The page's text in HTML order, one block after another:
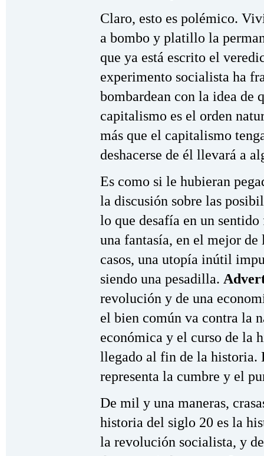
Claro, esto es polémico.
a bombo y platillo la
que ya está escrito el
experimento socialista ha
bombardean con la idea de
capitalismo es el orden
más que el capitalismo
deshacerse de él llevará a
Es como si le hubieran
la discusión sobre las
lo que desafía en un
una fantasía, en el mejor de
casos, una utopía inútil
siendo una pesadilla.
revolución y de una
el bien común va contra la
económica y el curso de la
llegado al fin de la historia.
representa la cumbre y el
De mil y una maneras,
historia del siglo 20 es la
la revolución socialista, y